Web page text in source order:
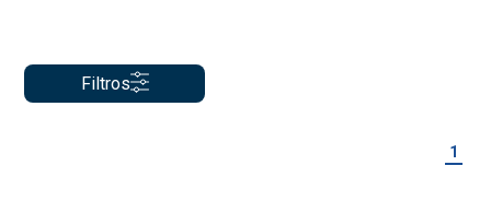
Filtros
1